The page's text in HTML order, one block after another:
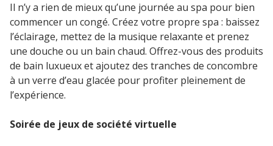
Il n’y a rien de mieux qu’une journée au spa pour bien
commencer un congé. Créez votre propre spa : baissez
l’éclairage, mettez de la musique relaxante et prenez
une douche ou un bain chaud. Offrez-vous des produits
de bain luxueux et ajoutez des tranches de concombre
à un verre d’eau glacée pour profiter pleinement de
l’expérience.
Soirée de jeux de société virtuelle